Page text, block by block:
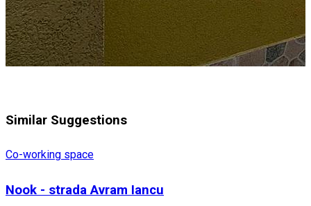
Similar Suggestions
Co-working space
Nook - strada Avram Iancu